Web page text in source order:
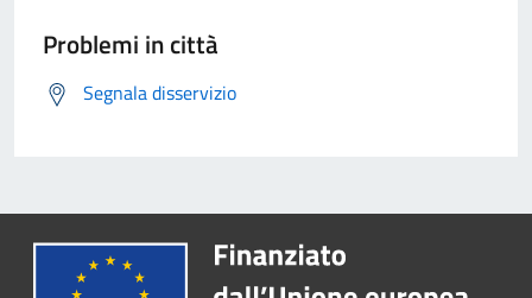
Problemi in città
Segnala disservizio